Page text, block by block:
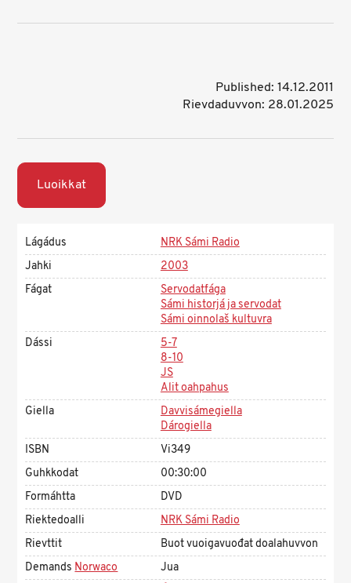
Published: 14.12.2011
Rievdaduvvon: 28.01.2025
Luoikkat
Lágádus
NRK Sámi Radio
Jahki
2003
Fágat
Servodatfága
Sámi historjá ja servodat
Sámi oinnolaš kultuvra
Dássi
5-7
8-10
JS
Alit oahpahus
Giella
Davvisámegiella
Dárogiella
ISBN
Vi349
Guhkkodat
00:30:00
Formáhtta
DVD
Riektedoalli
NRK Sámi Radio
Rievttit
Buot vuoigavuođat doalahuvvon
DemandsNorwaco
Jua